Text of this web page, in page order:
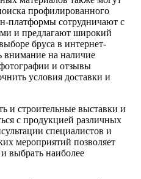
профилированного
платформы сотрудничают с
и предлагают широкий
бруса в интернет-
внимание на наличие
и отзывы
условия доставки и
и строительные выставки и
с продукцией различных
специалистов и
мероприятий позволяет
выбрать наиболее